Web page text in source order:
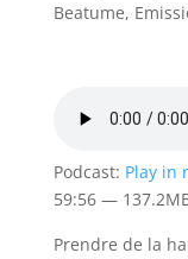
Beatume,
Podcast: Play in
59:56 —
Prendre de la